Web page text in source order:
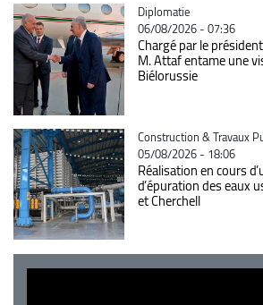
Catégorie
Diplomatie
06/08/2026 - 07:36
Chargé par le
M. Attaf entame une
Biélorussie
Catégorie
Construction & Travaux
05/08/2026 - 18:06
Réalisation en cours
d’épuration des eaux
et Cherchell